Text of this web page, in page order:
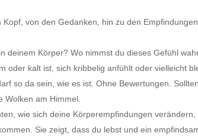
Kopf, von den Gedanken, hin zu den
deinem Körper? Wo nimmst du dieses Gefühl
oder kalt ist, sich kribbelig anfühlt oder vielleicht
so da sein, wie es ist. Ohne Bewertungen.
Wolken am Himmel.
wie sich deine Körperempfindungen
Sie zeigt, dass du lebst und ein